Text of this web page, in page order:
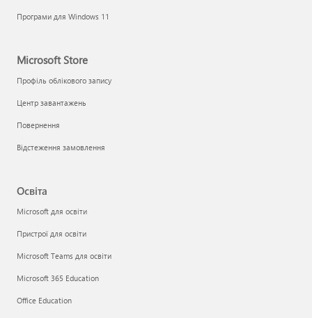
Програми для Windows 11
Microsoft Store
Профіль облікового запису
Центр завантажень
Повернення
Відстеження замовлення
Освіта
Microsoft для освіти
Пристрої для освіти
Microsoft Teams для освіти
Microsoft 365 Education
Office Education